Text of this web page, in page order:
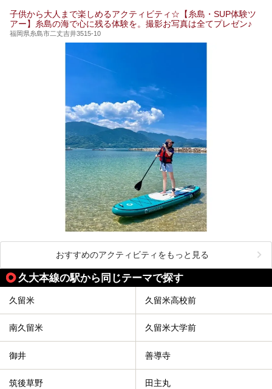
子供から大人まで楽しめるアクティビティ☆【糸島・SUP体験ツ
アー】糸島の海で心に残る体験を。撮影お写真は全てプレゼン♪
福岡県糸島市二丈吉井3515-10
おすすめのアクティビティをもっと見る
久大本線の駅から同じテーマで探す
久留米 久留米高校前
南久留米 久留米大学前
御井 善導寺
筑後草野 田主丸